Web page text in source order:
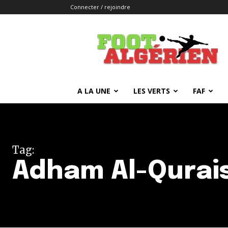
Connecter / rejoindre
FOOTALGERIEN
A LA UNE LES VERTS FAF
Tag:
Adham Al-